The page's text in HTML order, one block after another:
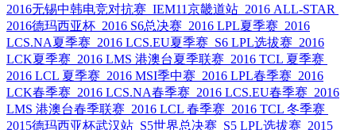
2016无锡中韩电竞对抗赛 IEM11京畿道站 2016 ALL-STAR
2016德玛西亚杯 2016 S6总决赛 2016 LPL夏季赛 2016
LCS.NA夏季赛 2016 LCS.EU夏季赛 S6 LPL选拔赛 2016
LCK夏季赛 2016 LMS 港澳台夏季联赛 2016 TCL 夏季赛
2016 LCL 夏季赛 2016 MSI季中赛 2016 LPL春季赛 2016
LCK春季赛 2016 LCS.NA春季赛 2016 LCS.EU春季赛 2016
LMS 港澳台春季联赛 2016 LCL 春季赛 2016 TCL 冬季赛
2015德玛西亚杯武汉站 S5世界总决赛 S5 LPL选拔赛 2015